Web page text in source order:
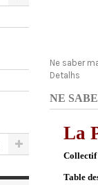
Ne saber
Detalhs
NE
La
Collectif
Table